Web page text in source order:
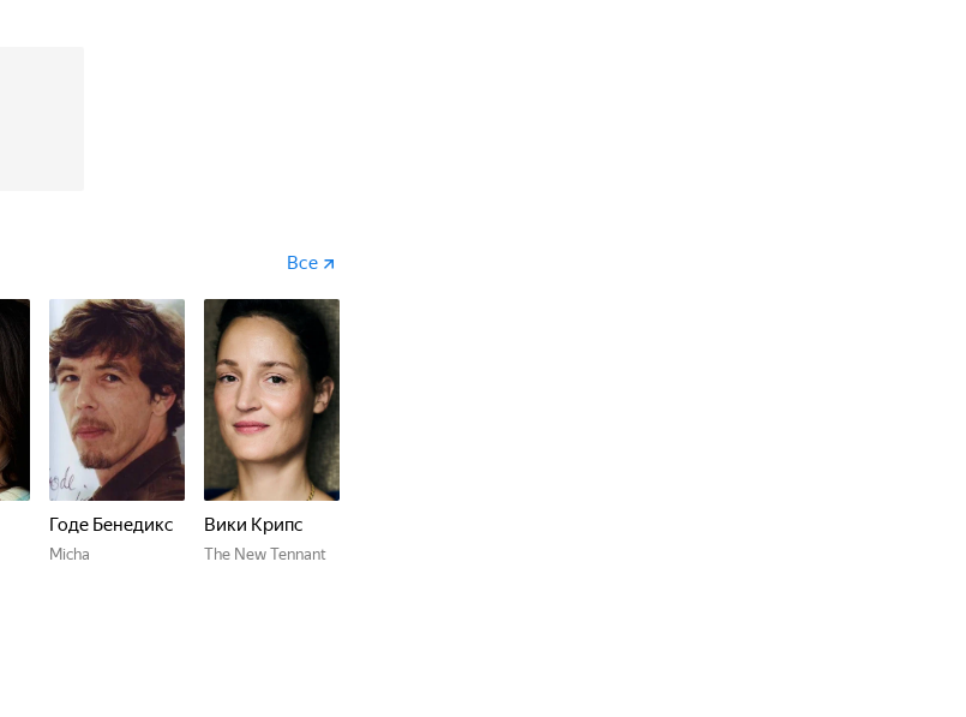
Все
Годе Бенедикс
Micha
Вики Крипс
The New Tennant